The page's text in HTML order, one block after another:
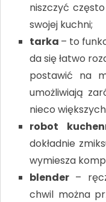
niszczyć
swojej kuchni;
tarka – to
da się łatwo
postawić na
umożliwiają
nieco
robot
dokładnie
wymiesza
blender –
chwil można